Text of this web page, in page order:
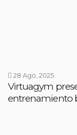
28 Ago, 2025
Virtuagym
entrenamiento